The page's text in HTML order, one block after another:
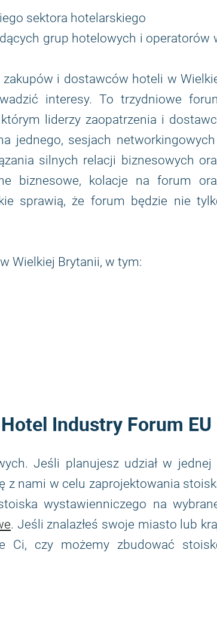
sektora hotelarskiego
grup hotelowych i operatorów
i dostawców hoteli w
interesy. To trzydniowe
liderzy zaopatrzenia i
jednego, sesjach
silnych relacji biznesowych
biznesowe, kolacje na forum
sprawią, że forum będzie nie
Wielkiej Brytanii, w tym:
Industry Forum EU
Jeśli planujesz udział w jednej
z nami w celu zaprojektowania
wystawienniczego na
. Jeśli znalazłeś swoje miasto lub
Ci, czy możemy zbudować